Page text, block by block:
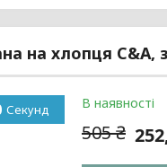
на хлопця C&A,
Секунд В наявності
505 ₴